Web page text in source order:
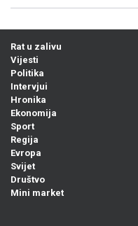
Rat u zalivu
Vijesti
Politika
Intervjui
Hronika
Ekonomija
Sport
Regija
Evropa
Svijet
Društvo
Mini market